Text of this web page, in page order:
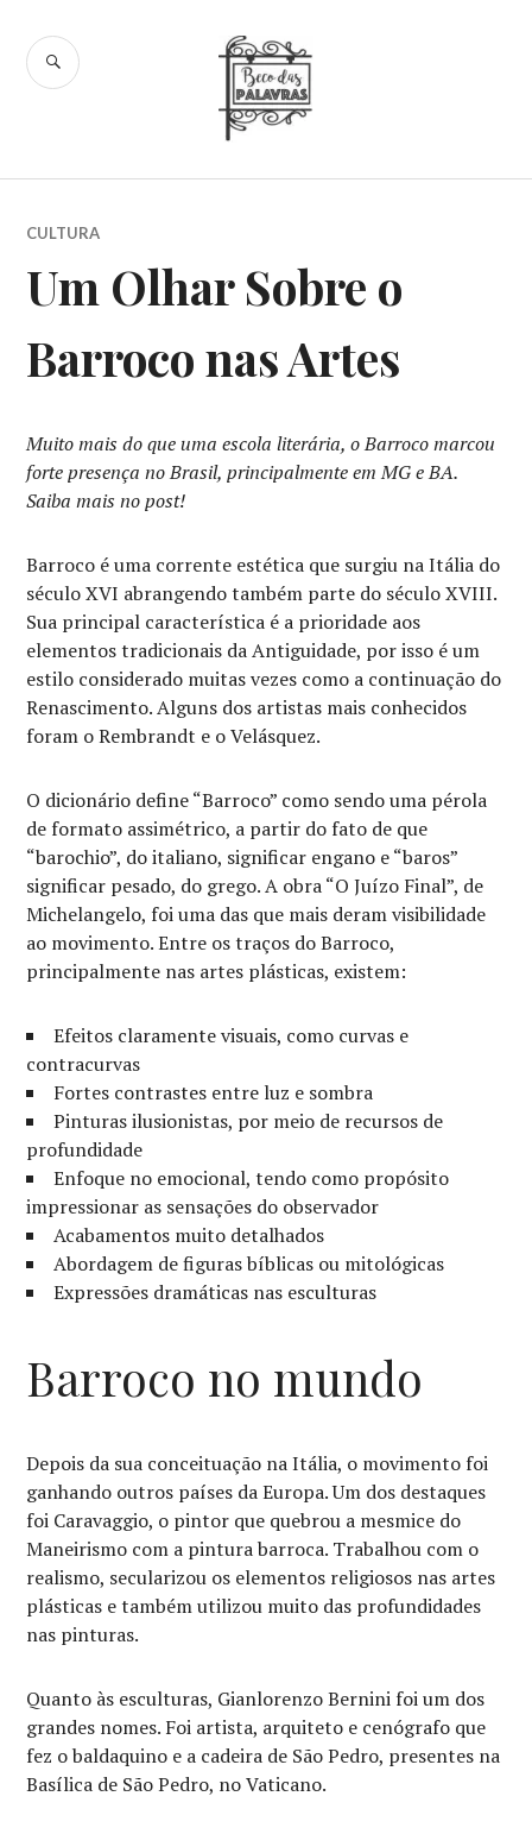
content
Beco das
Palavras
SEARCH
CULTURA
Um Olhar Sobre o
Barroco nas Artes
Muito mais do que uma escola literária, o Barroco marcou
forte presença no Brasil, principalmente em MG e BA.
Saiba mais no post!
Barroco é uma corrente estética que surgiu na Itália do
século XVI abrangendo também parte do século XVIII.
Sua principal característica é a prioridade aos
elementos tradicionais da Antiguidade, por isso é um
estilo considerado muitas vezes como a continuação do
Renascimento. Alguns dos artistas mais conhecidos
foram o Rembrandt e o Velásquez.
O dicionário define “Barroco” como sendo uma pérola
de formato assimétrico, a partir do fato de que
“barochio”, do italiano, significar engano e “baros”
significar pesado, do grego. A obra “O Juízo Final”, de
Michelangelo, foi uma das que mais deram visibilidade
ao movimento. Entre os traços do Barroco,
principalmente nas artes plásticas, existem:
Efeitos claramente visuais, como curvas e
contracurvas
Fortes contrastes entre luz e sombra
Pinturas ilusionistas, por meio de recursos de
profundidade
Enfoque no emocional, tendo como propósito
impressionar as sensações do observador
Acabamentos muito detalhados
Abordagem de figuras bíblicas ou mitológicas
Expressões dramáticas nas esculturas
Barroco no mundo
Depois da sua conceituação na Itália, o movimento foi
ganhando outros países da Europa. Um dos destaques
foi Caravaggio, o pintor que quebrou a mesmice do
Maneirismo com a pintura barroca. Trabalhou com o
realismo, secularizou os elementos religiosos nas artes
plásticas e também utilizou muito das profundidades
nas pinturas.
Quanto às esculturas, Gianlorenzo Bernini foi um dos
grandes nomes. Foi artista, arquiteto e cenógrafo que
fez o baldaquino e a cadeira de São Pedro, presentes na
Basílica de São Pedro, no Vaticano.